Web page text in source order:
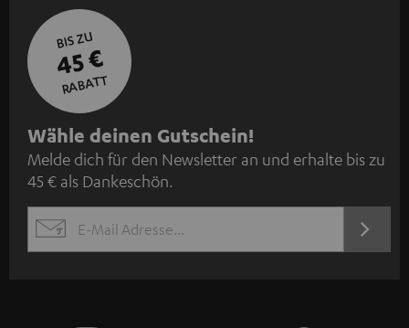
BIS ZU
45 €
RABATT
N
e
w
s
l
Wähle deinen Gutschein!
Melde dich für den Newsletter an und erhalte bis zu
45 € als Dankeschön.
EMAIL
JETZT